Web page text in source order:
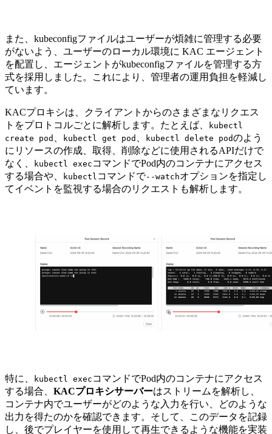
また、kubeconfigファイルはユーザーが煩雑に管理する必要
がないよう、ユーザーのローカル環境に KAC エージェント
を配置し、エージェントがkubeconfigファイルを管理する方
式を採用しました。これにより、管理者の運用負担を軽減し
ています。
KACプロキシは、クライアントからのさまざまなリクエス
トをプロトコルごとに解析します。たとえば、
kubectl
create pod
kubectl get pod kubectl delete podのよう
にリソースの作成、取得、削除などに使用されるAPIだけで
なく、
kubectl exec コマンドでPod内のコンテナにアクセス
する場合や、
kubectl コマンドで--watchオプションを指定し
てイベントを監視する場合のリクエストも解析します。
特に、 kubectl exec コマンドでPod内のコンテナにアクセス
する場合、 KACプロキシサーバーはストリームを解析し、
コンテナ内でユーザーがどのような入力を行い、どのような
出力を得たのかを確認できます。そして、このデータを記録
し、後でプレイヤーを使用して再生できるような機能を実装